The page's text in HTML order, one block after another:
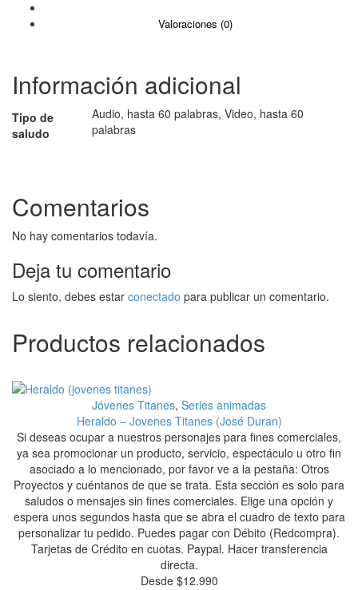
Valoraciones (0)
Información adicional
Tipo de
saludo
Audio, hasta 60 palabras, Video, hasta 60
palabras
Comentarios
No hay comentarios todavía.
Deja tu comentario
Lo siento, debes estar conectado para publicar un comentario.
Productos relacionados
Jóvenes Titanes, Series animadas
Heraldo – Jovenes Titanes (José Duran)
Si deseas ocupar a nuestros personajes para fines comerciales,
ya sea promocionar un producto, servicio, espectáculo u otro fin
asociado a lo mencionado, por favor ve a la pestaña: Otros
Proyectos y cuéntanos de que se trata. Esta sección es solo para
saludos o mensajes sin fines comerciales. Elige una opción y
espera unos segundos hasta que se abra el cuadro de texto para
personalizar tu pedido. Puedes pagar con Débito (Redcompra).
Tarjetas de Crédito en cuotas. Paypal. Hacer transferencia
directa.
Desde $12.990